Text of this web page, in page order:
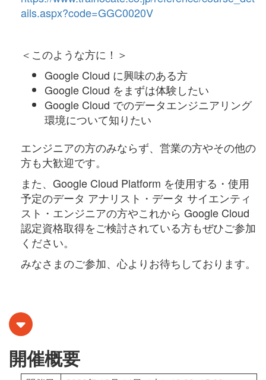
ails.aspx?code=GGC0020V
＜このような方に！＞
Google Cloud に興味のある方
Google Cloud をまずは体験したい
Google Cloud でのデータエンジニアリング
環境について知りたい
エンジニアの方のみならず、営業の方やその他の
方も大歓迎です。
また、Google Cloud Platform を使用する・使用
予定のデータ アナリスト・データ サイエンティ
スト・エンジニアの方やこれから Google Cloud
認定資格取得をご検討されている方もぜひご参加
ください。
みなさまのご参加、心よりお待ちしております。
開催概要